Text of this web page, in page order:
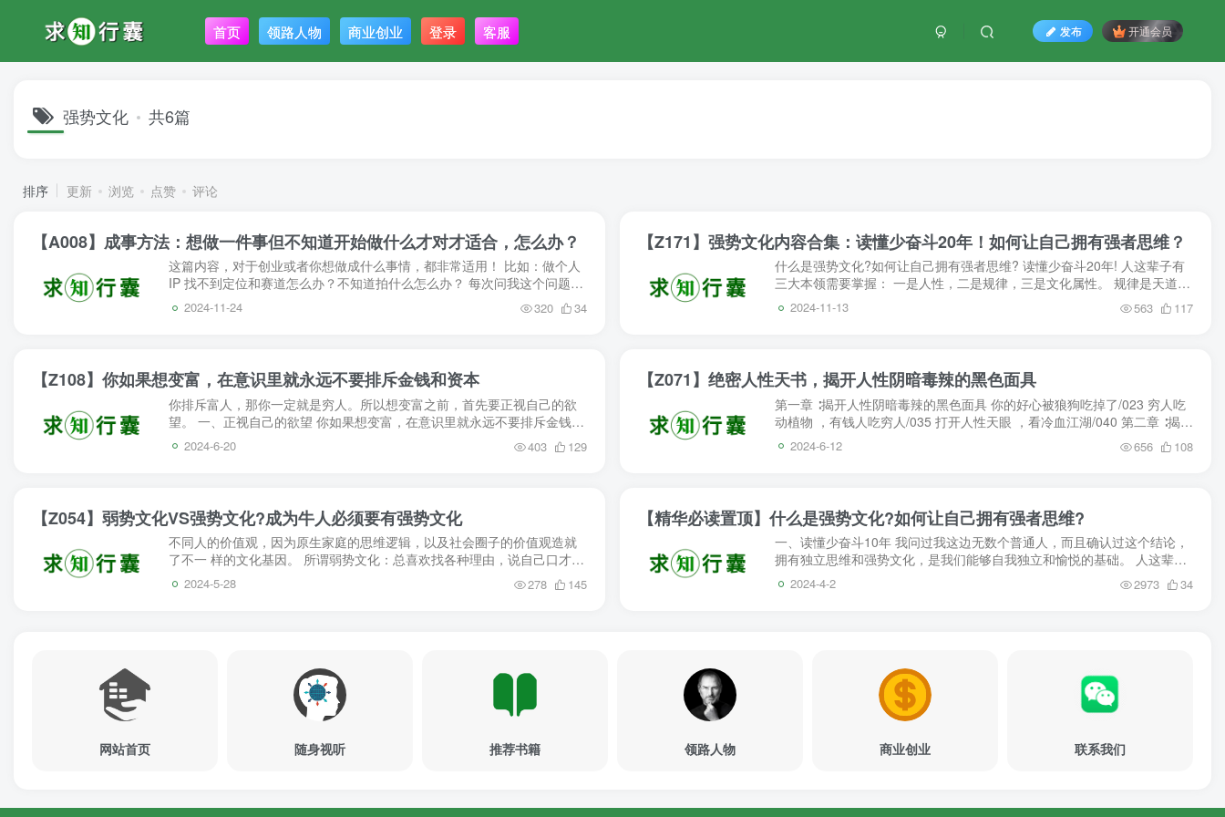
首页 领路人物 商业创业 登录 客服 发布 开通会员
强势文化 共6篇
排序 更新 浏览 点赞 评论
【A008】成事方法：想做一件事但不知道开始做什么才对才适合，怎么办？
这篇内容，对于创业或者你想做成什么事情，都非常适用！ 比如：做个人
IP 找不到定位和赛道怎么办？不知道拍什么怎么办？ 每次问我这个问题的
人，我问他，你做了多久？他说我还没开始。好的赛道...
2024-11-24 320 34
【Z171】强势文化内容合集：读懂少奋斗20年！如何让自己拥有强者思维？
什么是强势文化?如何让自己拥有强者思维? 读懂少奋斗20年! 人这辈子有
三大本领需要掌握： 一是人性，二是规律，三是文化属性。 规律是天道，
文化属性是地道，人性是人道， 它们的合力就是天机。...
2024-11-13 563 117
【Z108】你如果想变富，在意识里就永远不要排斥金钱和资本
你排斥富人，那你一定就是穷人。所以想变富之前，首先要正视自己的欲
望。 一、正视自己的欲望 你如果想变富，在意识里就永远不要排斥金钱和
资本，说出来的话也不要排斥金钱和资本。 你排斥金钱...
2024-6-20 403 129
【Z071】绝密人性天书，揭开人性阴暗毒辣的黑色面具
第一章 ∶揭开人性阴暗毒辣的黑色面具 你的好心被狼狗吃掉了/023 穷人吃
动植物 ，有钱人吃穷人/035 打开人性天眼 ，看冷血江湖/040 第二章 ∶揭露
男女情感背后的阴谋诡计 透视情感背...
2024-6-12 656 108
【Z054】弱势文化VS强势文化?成为牛人必须要有强势文化
不同人的价值观，因为原生家庭的思维逻辑，以及社会圈子的价值观造就
了不一 样的文化基因。 所谓弱势文化：总喜欢找各种理由，说自己口才不
好，能力不行，经验不到位， 领导力不行，家庭背景不...
2024-5-28 278 145
【精华必读置顶】什么是强势文化?如何让自己拥有强者思维?
一、读懂少奋斗10年 我问过我这边无数个普通人，而且确认过这个结论，
拥有独立思维和强势文化，是我们能够自我独立和愉悦的基础。 人这辈子
有三大本领需要掌握： 一是人性，二是规律，三是文化...
2024-4-2 2973 34
网站首页 随身视听 推荐书籍 领路人物 商业创业 联系我们